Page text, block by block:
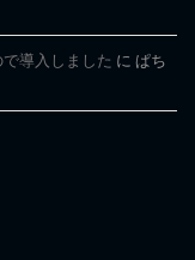
導入しました に ぱち